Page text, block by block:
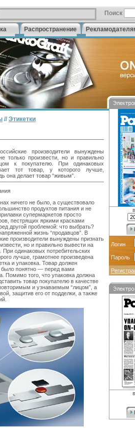
Поиск
Распространение
// Этикетки
производители вынуждены
только произвести, но и правильно
к покупателю. При одинаковых
тот товар, у которого лучше,
она делает товар “живым”.
ничего не было, а существовало
продуктов питания и не
супермаркетов просто
пестрящих яркими красками
другой проблемой: что выбрать?
жизнь “продавцов”. В
производители вынуждены признать
но и правильно вывести на
При одинаковых потребительских
лучше, грамотнее произведена
и упаковка. Товар должен
было понятно — перед вами
Помимо того, что упаковка должна
товар покупателю в качестве
и узнаваемым “лицом”, а
защитив его от подделки, а также
Логин
Пароль